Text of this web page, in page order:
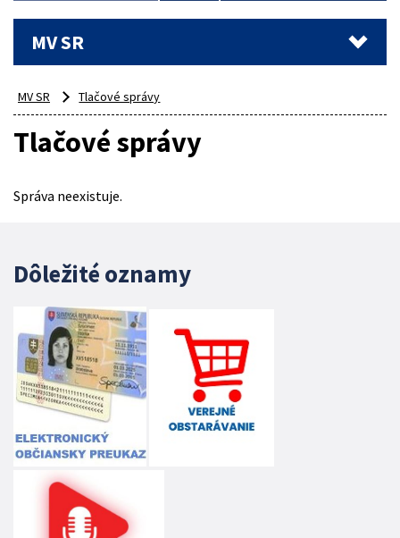
MV SR
MV SR Tlačové správy
Tlačové správy
Správa neexistuje.
Dôležité oznamy